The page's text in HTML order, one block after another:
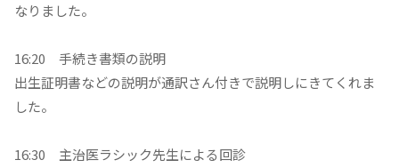
なりました。
16:20 手続き書類の説明
出生証明書などの説明が通訳さん付きで説明しにきてくれま
した。
16:30 主治医ラシック先生による回診